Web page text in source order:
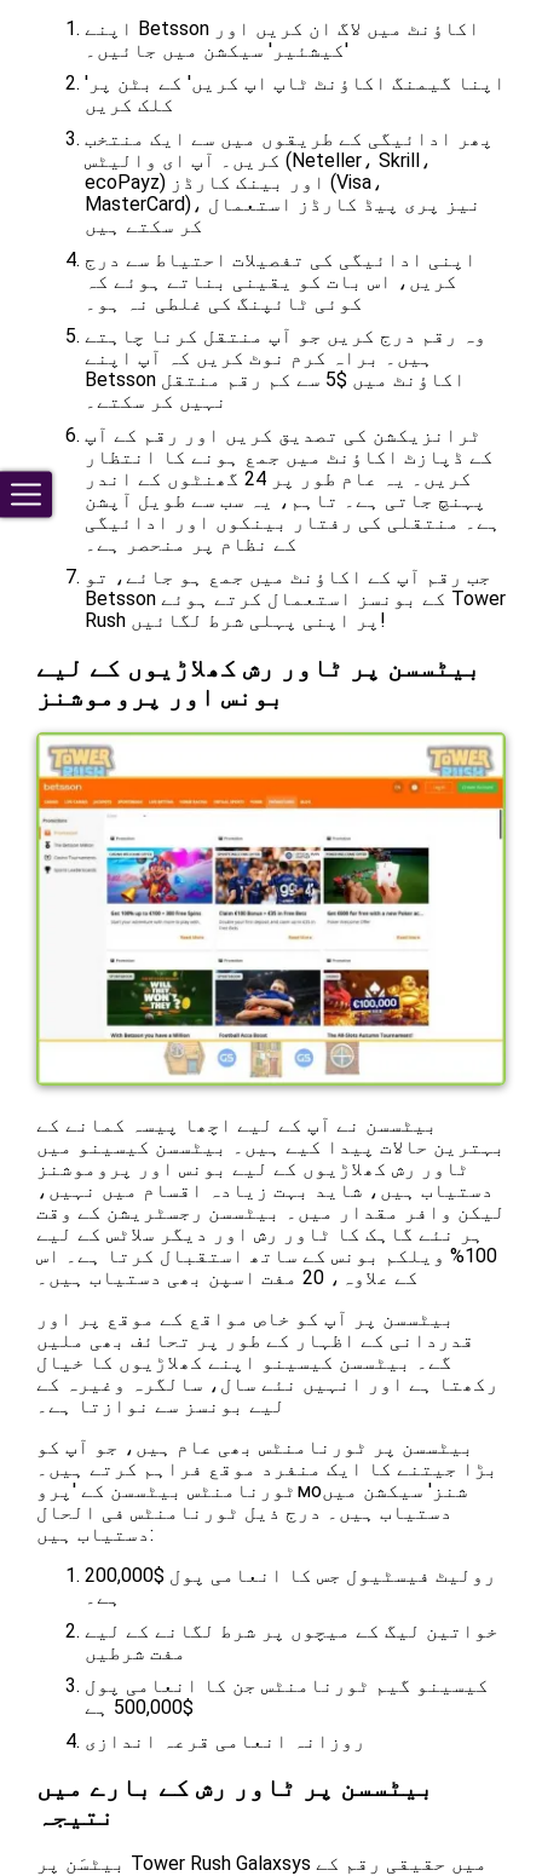
اپنے Betsson اکاؤنٹ میں لاگ ان کریں اور
'کیشئیر' سیکشن میں جائیں۔
'اپنا گیمنگ اکاؤنٹ ٹاپ اپ کریں' کے بٹن پر
کلک کریں
پھر ادائیگی کے طریقوں میں سے ایک منتخب
کریں۔ آپ ای والیٹس (Neteller، Skrill،
ecoPayz) اور بینک کارڈز (Visa،
MasterCard)، نیز پری پیڈ کارڈز استعمال
کر سکتے ہیں
اپنی ادائیگی کی تفصیلات احتیاط سے درج
کریں، اس بات کو یقینی بناتے ہوئے کہ
کوئی ٹائپنگ کی غلطی نہ ہو۔
وہ رقم درج کریں جو آپ منتقل کرنا چاہتے
ہیں۔ براہ کرم نوٹ کریں کہ آپ اپنے
Betsson اکاؤنٹ میں $5 سے کم رقم منتقل
نہیں کر سکتے۔
ٹرانزیکشن کی تصدیق کریں اور رقم کے آپ
کے ڈپازٹ اکاؤنٹ میں جمع ہونے کا انتظار
کریں۔ یہ عام طور پر 24 گھنٹوں کے اندر
پہنچ جاتی ہے۔ تاہم، یہ سب سے طویل آپشن
ہے۔ منتقلی کی رفتار بینکوں اور ادائیگی
کے نظام پر منحصر ہے۔
جب رقم آپ کے اکاؤنٹ میں جمع ہو جائے، تو
Betsson کے بونسز استعمال کرتے ہوئے Tower
Rush پر اپنی پہلی شرط لگائیں!
بیٹسسن پر ٹاور رش کھلاڑیوں کے لیے
بونس اور پروموشنز
بیٹسسن نے آپ کے لیے اچھا پیسہ کمانے کے
بہترین حالات پیدا کیے ہیں۔ بیٹسسن کیسینو میں
ٹاور رش کھلاڑیوں کے لیے بونس اور پروموشنز
دستیاب ہیں، شاید بہت زیادہ اقسام میں نہیں،
لیکن وافر مقدار میں۔ بیٹسسن رجسٹریشن کے وقت
ہر نئے گاہک کا ٹاور رش اور دیگر سلاٹس کے لیے
100% ویلکم بونس کے ساتھ استقبال کرتا ہے۔ اس
کے علاوہ، 20 مفت اسپن بھی دستیاب ہیں۔
بیٹسسن پر آپ کو خاص مواقع کے موقع پر اور
قدردانی کے اظہار کے طور پر تحائف بھی ملیں
گے۔ بیٹسسن کیسینو اپنے کھلاڑیوں کا خیال
رکھتا ہے اور انہیں نئے سال، سالگرہ وغیرہ کے
لیے بونسز سے نوازتا ہے۔
بیٹسسن پر ٹورنامنٹس بھی عام ہیں، جو آپ کو
بڑا جیتنے کا ایک منفرد موقع فراہم کرتے ہیں۔
ٹورنامنٹس بیٹسسن کے 'پروмоشنز' سیکشن میں
دستیاب ہیں۔ درج ذیل ٹورنامنٹس فی الحال
دستیاب ہیں:
رولیٹ فیسٹیول جس کا انعامی پول $200,000
ہے۔
خواتین لیگ کے میچوں پر شرط لگانے کے لیے
مفت شرطیں
کیسینو گیم ٹورنامنٹس جن کا انعامی پول
$500,000 ہے
روزانہ انعامی قرعہ اندازی
بیٹسسن پر ٹاور رش کے بارے میں
نتیجہ
بیٹسَن پر Tower Rush Galaxsys میں حقیقی رقم کے